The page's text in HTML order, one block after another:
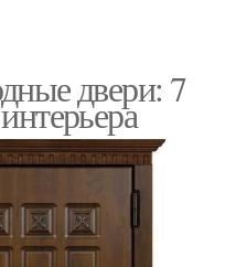
двери: 7